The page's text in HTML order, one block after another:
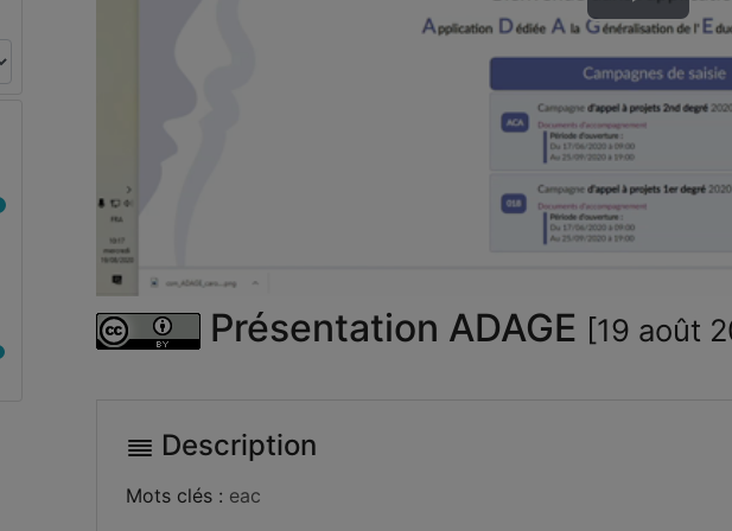
Lire
la
vidéo
Présentation ADAGE [19 août
Description
Mots clés : eac